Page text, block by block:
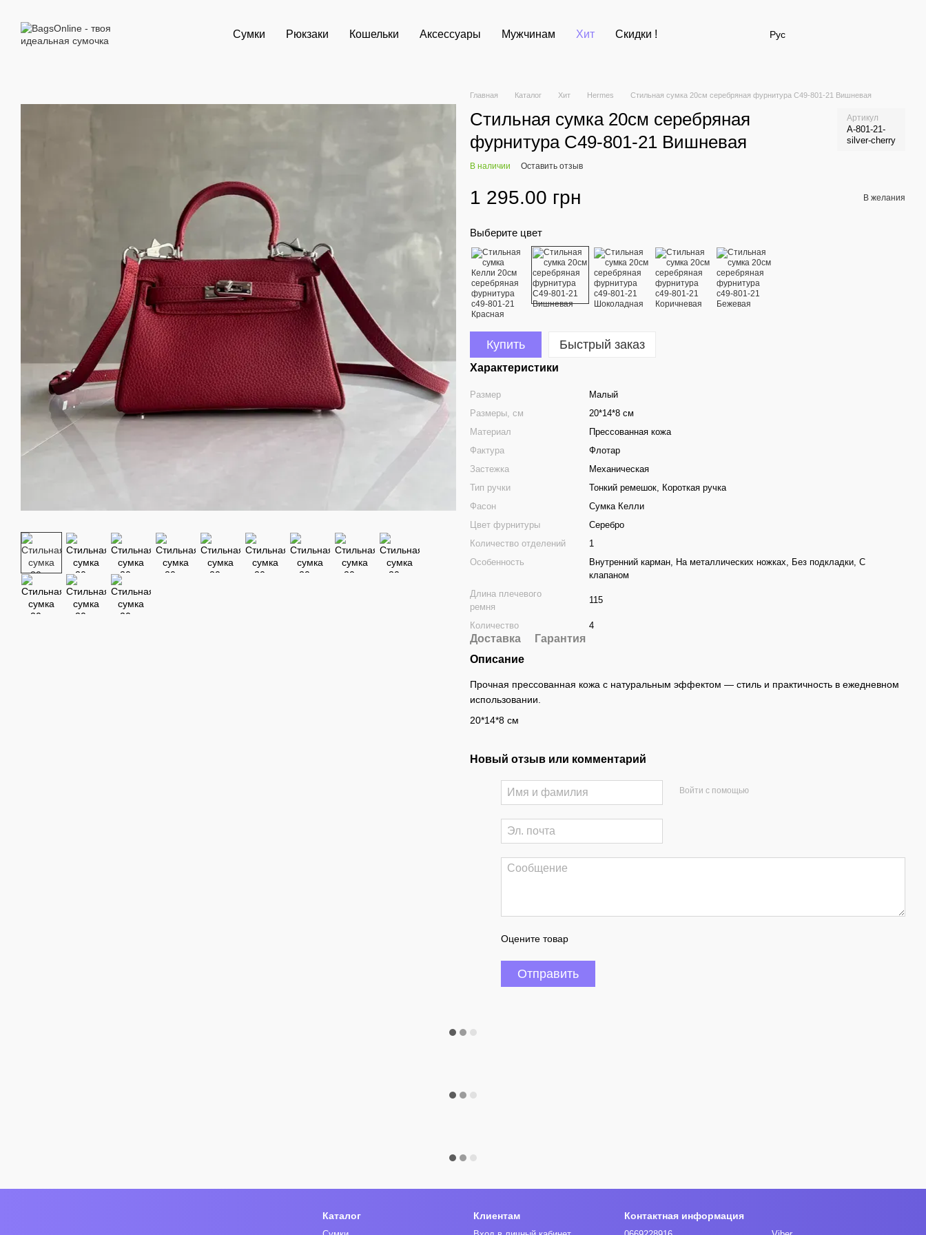
Сумки Рюкзаки Кошельки Аксессуары Мужчинам Хит Скидки ! Рус
Главная Каталог Хит Hermes Стильная сумка 20см серебряная фурнитура С49-801-21 Вишневая
Стильная сумка 20см серебряная
фурнитура С49-801-21 Вишневая
Артикул
А-801-21-
silver-cherry
В наличии Оставить отзыв
1 295.00 грн В желания
Выберите цвет
Купить Быстрый заказ
Характеристики
Размер
Малый
Размеры, см
20*14*8 см
Материал
Прессованная кожа
Фактура
Флотар
Застежка
Механическая
Тип ручки
Тонкий ремешок, Короткая ручка
Фасон
Сумка Келли
Цвет фурнитуры
Серебро
Количество отделений
1
Особенность
Внутренний карман, На металлических ножках, Без подкладки, С
клапаном
Длина плечевого
ремня
115
Количество 4
Доставка
Гарантия
Описание
Прочная прессованная кожа с натуральным эффектом — стиль и практичность в ежедневном
использовании.
20*14*8 см
Новый отзыв или комментарий
Войти с помощью
Оцените товар
Отправить
Каталог Клиентам Контактная информация